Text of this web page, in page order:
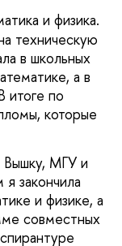
и физика.
техническую
в школьных
а в
итоге по
которые
Вышку, МГУ и
закончила
и физике, а
совместных